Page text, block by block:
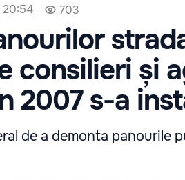
20:54 703
consilieri și
2007 s-a
de a demonta panourile